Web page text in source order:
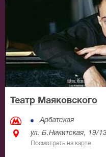
Театр Маяковского
Арбатская
ул. Б.Никитская, 19/13
Посмотреть на карте